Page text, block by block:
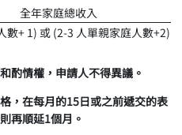
全年家庭總收入
數+ 1) 或 (2-3 人單親家庭人數+2)
酌情權，申請人不得異議。
，在每月的15日或之前遞交的表
再順延1個月。